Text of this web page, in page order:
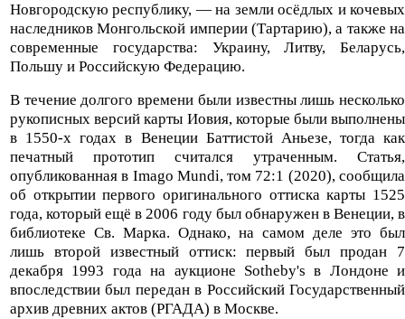
Новгородскую республику, — на земли осёдлых и кочевых
наследников Монгольской империи (Тартарию), а также на
современные государства: Украину, Литву, Беларусь,
Польшу и Российскую Федерацию.
В течение долгого времени были известны лишь несколько
рукописных версий карты Иовия, которые были выполнены
в 1550-х годах в Венеции Баттистой Аньезе, тогда как
печатный прототип считался утраченным. Статья,
опубликованная в Imago Mundi, том 72:1 (2020), сообщила
об открытии первого оригинального оттиска карты 1525
года, который ещё в 2006 году был обнаружен в Венеции, в
библиотеке Св. Марка. Однако, на самом деле это был
лишь второй известный оттиск: первый был продан 7
декабря 1993 года на аукционе Sotheby's в Лондоне и
впоследствии был передан в Российский Государственный
архив древних актов (РГАДА) в Москве.